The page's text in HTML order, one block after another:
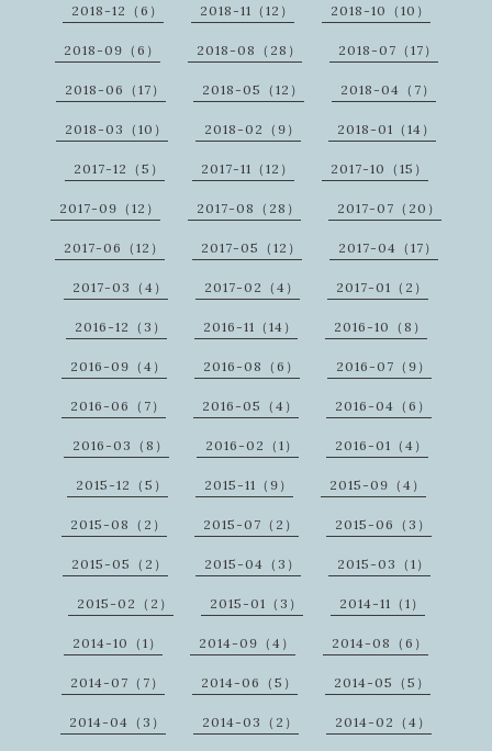
2018-12（6） 2018-11（12） 2018-10（10）
2018-09（6） 2018-08（28） 2018-07（17）
2018-06（17） 2018-05（12） 2018-04（7）
2018-03（10） 2018-02（9） 2018-01（14）
2017-12（5） 2017-11（12） 2017-10（15）
2017-09（12） 2017-08（28） 2017-07（20）
2017-06（12） 2017-05（12） 2017-04（17）
2017-03（4） 2017-02（4） 2017-01（2）
2016-12（3） 2016-11（14） 2016-10（8）
2016-09（4） 2016-08（6） 2016-07（9）
2016-06（7） 2016-05（4） 2016-04（6）
2016-03（8） 2016-02（1） 2016-01（4）
2015-12（5） 2015-11（9） 2015-09（4）
2015-08（2） 2015-07（2） 2015-06（3）
2015-05（2） 2015-04（3） 2015-03（1）
2015-02（2） 2015-01（3） 2014-11（1）
2014-10（1） 2014-09（4） 2014-08（6）
2014-07（7） 2014-06（5） 2014-05（5）
2014-04（3） 2014-03（2） 2014-02（4）